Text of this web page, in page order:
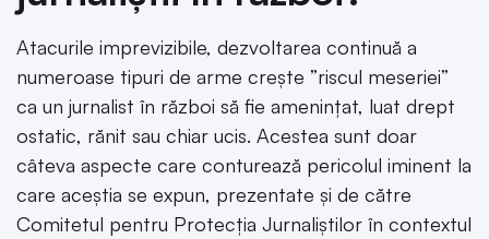
Atacurile imprevizibile, dezvoltarea continuă a
numeroase tipuri de arme crește ”riscul meseriei”
ca un jurnalist în război să fie amenințat, luat drept
ostatic, rănit sau chiar ucis. Acestea sunt doar
câteva aspecte care conturează pericolul iminent la
care aceștia se expun, prezentate și de către
Comitetul pentru Protecția Jurnaliștilor în contextul